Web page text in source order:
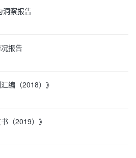
洞察报告
报告
编（2018）》
（2019）》